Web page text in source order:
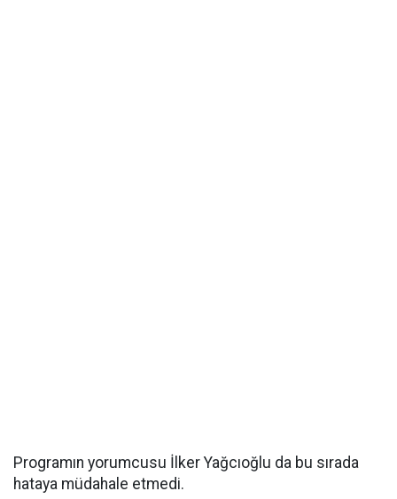
Programın yorumcusu İlker Yağcıoğlu da bu sırada
hataya müdahale etmedi.